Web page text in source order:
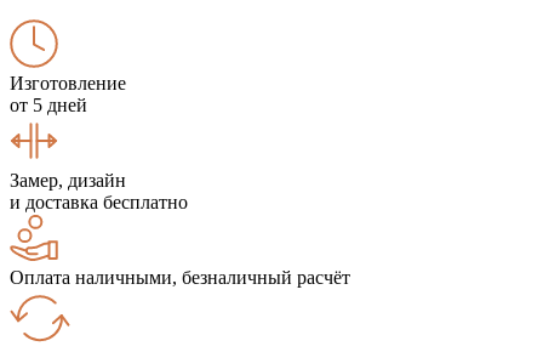
Изготовление
от 5 дней
Замер, дизайн
и доставка бесплатно
Оплата наличными, безналичный расчёт